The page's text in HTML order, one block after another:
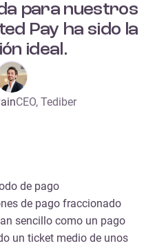
para nuestros
Pay ha sido la
ideal.
CEO, Tediber
de pago
de pago fraccionado
sencillo como un pago
un ticket medio de unos